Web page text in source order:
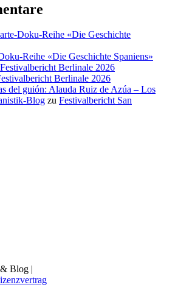
arte-Doku-Reihe «Die Geschichte
Reihe «Die Geschichte Spaniens»
Festivalbericht Berlinale 2026
Berlinale 2026
del guión: Alauda Ruiz de Azúa – Los
Blog zu Festivalbericht San
Blog |